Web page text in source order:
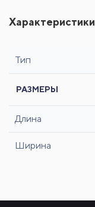
Характеристики
Тип
РАЗМЕРЫ
Длина
Ширина